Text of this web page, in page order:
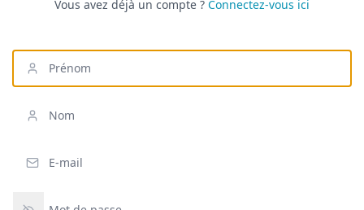
Vous avez déjà un compte ? Connectez-vous ici
Prénom